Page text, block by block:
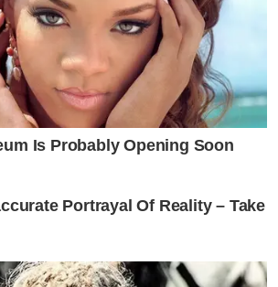
Is Probably Opening Soon
Portrayal Of Reality – Take